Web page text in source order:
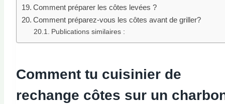
Comment préparer les côtes levées ?
Comment préparez-vous les côtes avant de griller?
Publications similaires :
Comment tu cuisinier de
rechange côtes sur un